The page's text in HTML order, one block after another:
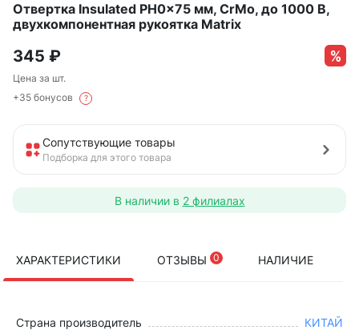
Отвертка Insulated PH0x75 мм, CrMo, до 1000 B,
двухкомпонентная рукоятка Matrix
345 ₽
Цена за шт.
+35 бонусов
?
Сопутствующие товары
Подборка для этого товара
В наличии в 2 филиалах
ХАРАКТЕРИСТИКИ ОТЗЫВЫ 0 НАЛИЧИЕ
Страна производитель КИТАЙ